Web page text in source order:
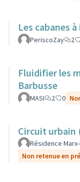
Les cabanes
PeriscoZay 2
Fluidifier les
Barbusse
MASI 2 0
Circuit urbain
Résidence
Non retenue en